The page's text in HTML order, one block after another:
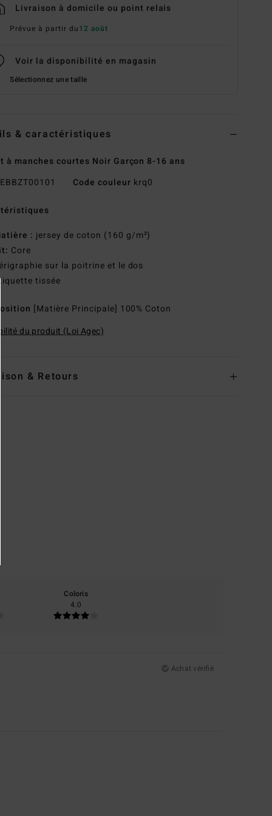
Livraison à domicile ou point relais
Prévue à partir du12 août
Voir la disponibilité en magasin
Sélectionnez une taille
& caractéristiques
à manches courtes Noir Garçon 8-16 ans
EBBZT00101 Code couleur krq0
: jersey de coton (160 g/m²)
Core
sur la poitrine et le dos
tissée
[Matière Principale] 100% Coton
du produit (Loi Agec)
& Retours
Coloris
4.0
Achat vérifié